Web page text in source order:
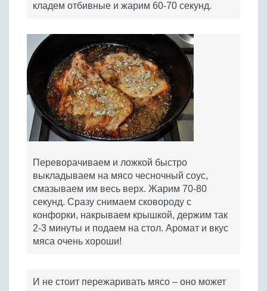
кладем отбивные и жарим 60-70 секунд.
Переворачиваем и ложкой быстро
выкладываем на мясо чесночный соус,
смазываем им весь верх. Жарим 70-80
секунд. Сразу снимаем сковороду с
конфорки, накрываем крышкой, держим так
2-3 минуты и подаем на стол. Аромат и вкус
мяса очень хороши!
И не стоит пережаривать мясо – оно может